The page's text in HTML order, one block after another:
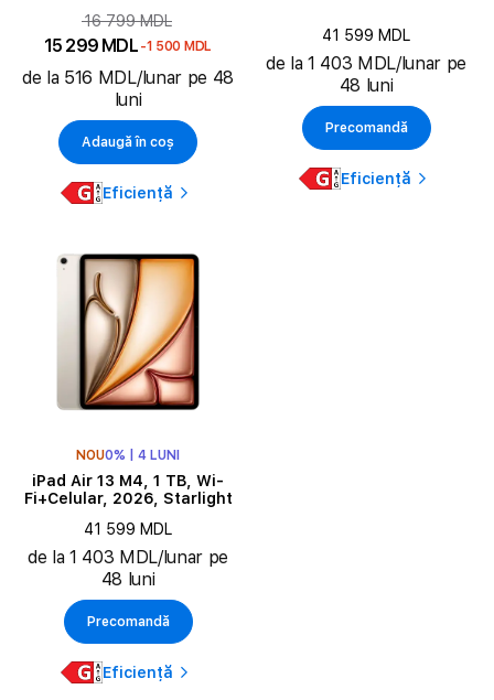
16 799 MDL
15 299 MDL -1 500 MDL
de la 516 MDL/lunar pe 48
luni
Adaugă în coș
Eficiență
41 599 MDL
de la 1 403 MDL/lunar pe
48 luni
Precomandă
Eficiență
NOU0% | 4 LUNI
iPad Air 13 M4, 1 TB, Wi-
Fi+Celular, 2026, Starlight
41 599 MDL
de la 1 403 MDL/lunar pe
48 luni
Precomandă
Eficiență